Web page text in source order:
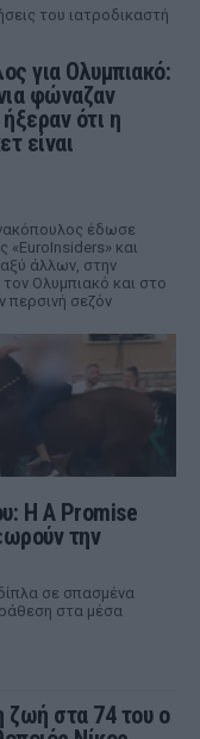
του ιατροδικαστή
για Ολυμπιακό:
φώναζαν
ότι η
είναι
έδωσε
«EuroInsiders» και
άλλων, στην
Ολυμπιακό και στο
περσινή σεζόν
Η A Promise
την
σε σπασμένα
στα μέσα
ζωή στα 74 του ο